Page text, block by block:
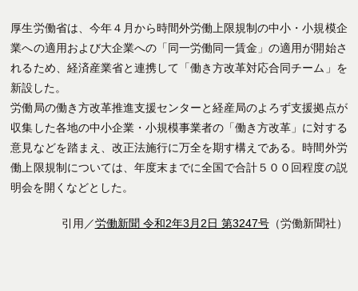
厚生労働省は、今年４月から時間外労働上限規制の中小・小規模企
業への適用および大企業への「同一労働同一賃金」の適用が開始さ
れるため、経済産業省と連携して「働き方改革対応合同チーム」を
新設した。
労働局の働き方改革推進支援センターと経産局のよろず支援拠点が
収集した各地の中小企業・小規模事業者の「働き方改革」に対する
意見などを踏まえ、改正法施行に万全を期す構えである。時間外労
働上限規制については、年度末までに全国で合計５００回程度の説
明会を開くなどとした。
引用／労働新聞 令和2年3月2日 第3247号（労働新聞社）